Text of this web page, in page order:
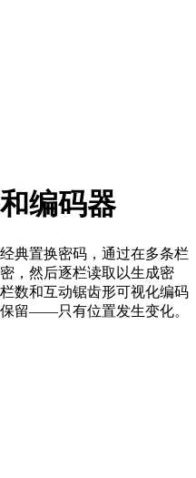
编码器
典置换密码，通过在多条栏
，然后逐栏读取以生成密
数和互动锯齿形可视化编码
留——只有位置发生变化。